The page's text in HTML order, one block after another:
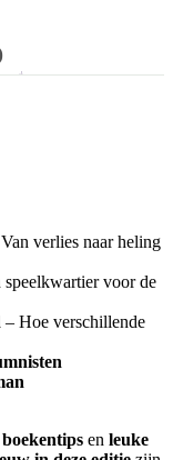
verlies naar heling
speelkwartier voor de
– Hoe verschillende
boekentips en leuke